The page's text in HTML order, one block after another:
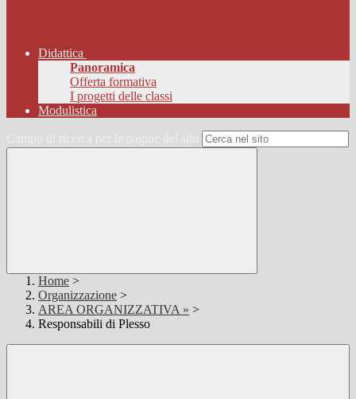
Didattica
Panoramica
Offerta formativa
I progetti delle classi
Modulistica
Home >
Organizzazione >
AREA ORGANIZZATIVA » >
Responsabili di Plesso